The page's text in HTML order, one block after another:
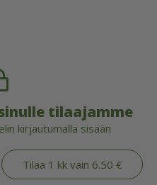
tilaajamme
kirjautumalla sisään
Tilaa 1 kk vain 6.50 €